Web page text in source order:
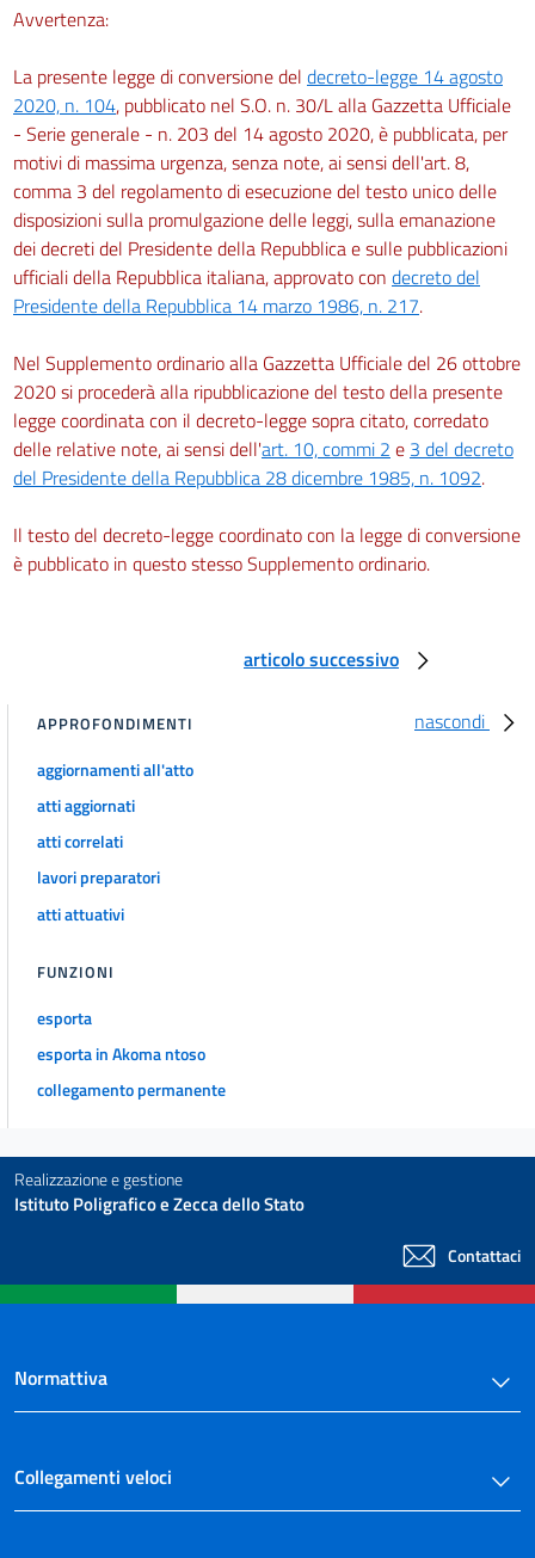
Avvertenza:
La presente legge di conversione del decreto-legge 14 agosto
2020, n. 104, pubblicato nel S.O. n. 30/L alla Gazzetta Ufficiale
- Serie generale - n. 203 del 14 agosto 2020, è pubblicata, per
motivi di massima urgenza, senza note, ai sensi dell'art. 8,
comma 3 del regolamento di esecuzione del testo unico delle
disposizioni sulla promulgazione delle leggi, sulla emanazione
dei decreti del Presidente della Repubblica e sulle pubblicazioni
ufficiali della Repubblica italiana, approvato con decreto del
Presidente della Repubblica 14 marzo 1986, n. 217.
Nel Supplemento ordinario alla Gazzetta Ufficiale del 26 ottobre
2020 si procederà alla ripubblicazione del testo della presente
legge coordinata con il decreto-legge sopra citato, corredato
delle relative note, ai sensi dell'art. 10, commi 2 e 3 del decreto
del Presidente della Repubblica 28 dicembre 1985, n. 1092.
Il testo del decreto-legge coordinato con la legge di conversione
è pubblicato in questo stesso Supplemento ordinario.
articolo successivo
nascondi
APPROFONDIMENTI
aggiornamenti all'atto
atti aggiornati
atti correlati
lavori preparatori
atti attuativi
FUNZIONI
esporta
esporta in Akoma ntoso
collegamento permanente
Realizzazione e gestione
Istituto Poligrafico e Zecca dello Stato
Contattaci
Normattiva
Collegamenti veloci